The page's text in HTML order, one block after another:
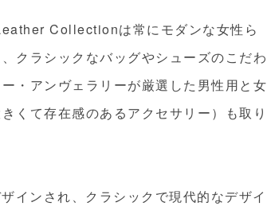
Collectionは常にモダンな女性ら
クラシックなバッグやシューズのこだわ
・アンヴェラリーが厳選した男性用と女
くて存在感のあるアクセサリー）も取り
ンされ、クラシックで現代的なデザイ